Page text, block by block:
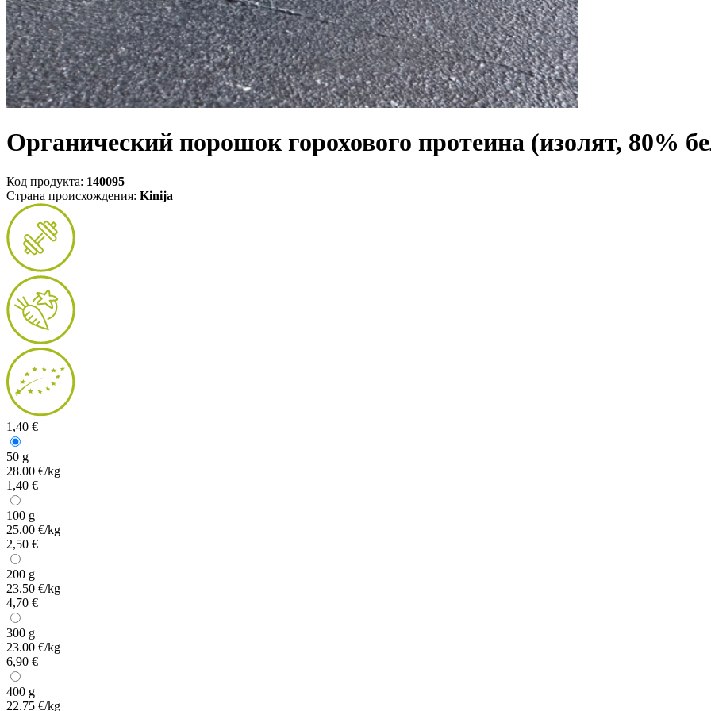
Органический порошок горохового протеина (изолят, 80%
Код продукта: 140095
Страна происхождения: Kinija
1,40 €
50 g
28.00 €/kg
1,40 €
100 g
25.00 €/kg
2,50 €
200 g
23.50 €/kg
4,70 €
300 g
23.00 €/kg
6,90 €
400 g
22.75 €/kg